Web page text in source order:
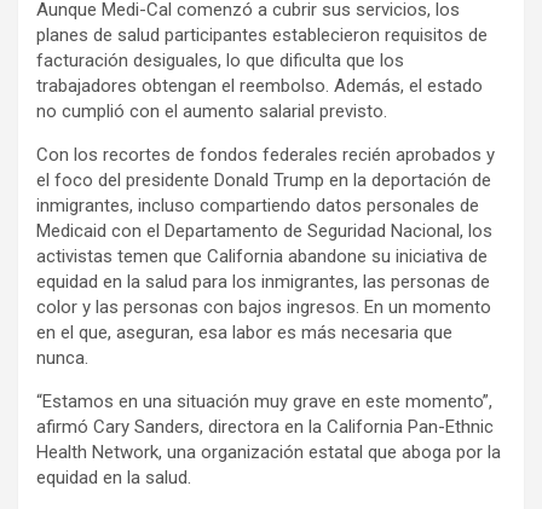
Aunque Medi-Cal comenzó a cubrir sus servicios, los
planes de salud participantes establecieron requisitos de
facturación desiguales, lo que dificulta que los
trabajadores obtengan el reembolso. Además, el estado
no cumplió con el aumento salarial previsto.
Con los recortes de fondos federales recién aprobados y
el foco del presidente Donald Trump en la deportación de
inmigrantes, incluso compartiendo datos personales de
Medicaid con el Departamento de Seguridad Nacional, los
activistas temen que California abandone su iniciativa de
equidad en la salud para los inmigrantes, las personas de
color y las personas con bajos ingresos. En un momento
en el que, aseguran, esa labor es más necesaria que
nunca.
“Estamos en una situación muy grave en este momento”,
afirmó Cary Sanders, directora en la California Pan-Ethnic
Health Network, una organización estatal que aboga por la
equidad en la salud.